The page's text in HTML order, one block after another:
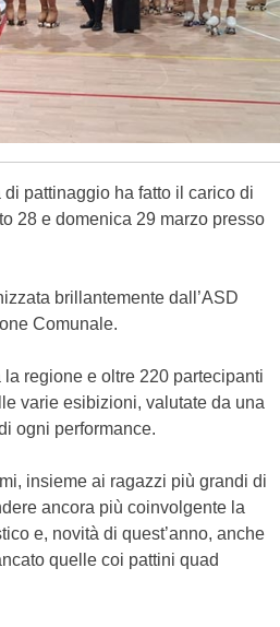
pattinaggio ha fatto il carico di
28 e domenica 29 marzo presso
brillantemente dall’ASD
Comunale.
regione e oltre 220 partecipanti
varie esibizioni, valutate da una
ogni performance.
insieme ai ragazzi più grandi di
ancora più coinvolgente la
e, novità di quest’anno, anche
quelle coi pattini quad